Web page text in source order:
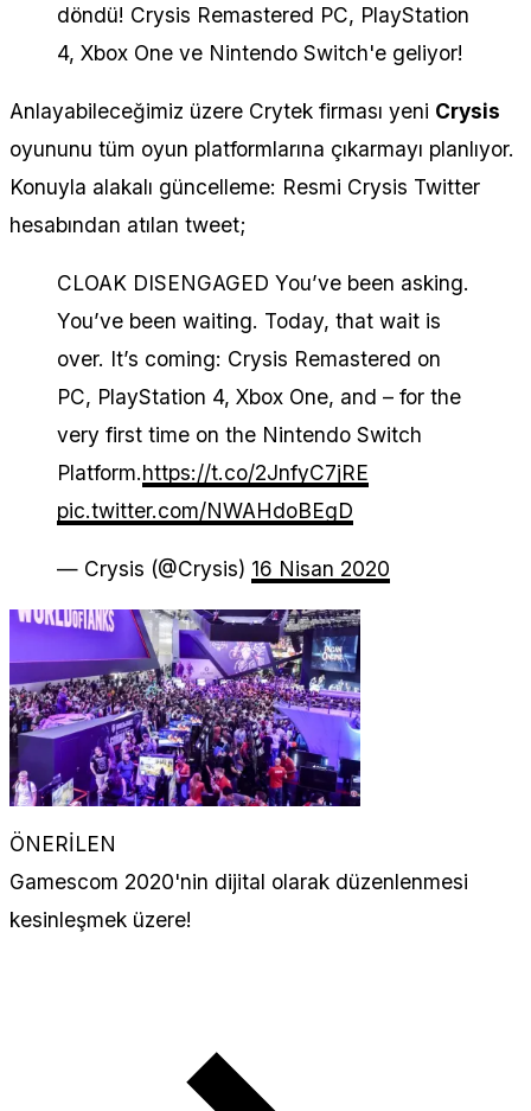
döndü! Crysis Remastered PC, PlayStation
4, Xbox One ve Nintendo Switch'e geliyor!
Anlayabileceğimiz üzere Crytek firması yeni Crysis
oyununu tüm oyun platformlarına çıkarmayı planlıyor.
Konuyla alakalı güncelleme: Resmi Crysis Twitter
hesabından atılan tweet;
CLOAK DISENGAGED You’ve been asking.
You’ve been waiting. Today, that wait is
over. It’s coming: Crysis Remastered on
PC, PlayStation 4, Xbox One, and – for the
very first time on the Nintendo Switch
Platform.https://t.co/2JnfyC7jRE
pic.twitter.com/NWAHdoBEgD
— Crysis (@Crysis) 16 Nisan 2020
ÖNERİLEN
Gamescom 2020'nin dijital olarak düzenlenmesi
kesinleşmek üzere!